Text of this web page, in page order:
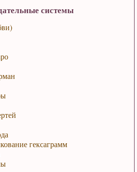
системы
гексаграмм